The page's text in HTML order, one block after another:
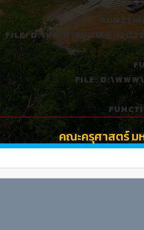
FILE:
FILE:
คณะครุศาสตร์ ม